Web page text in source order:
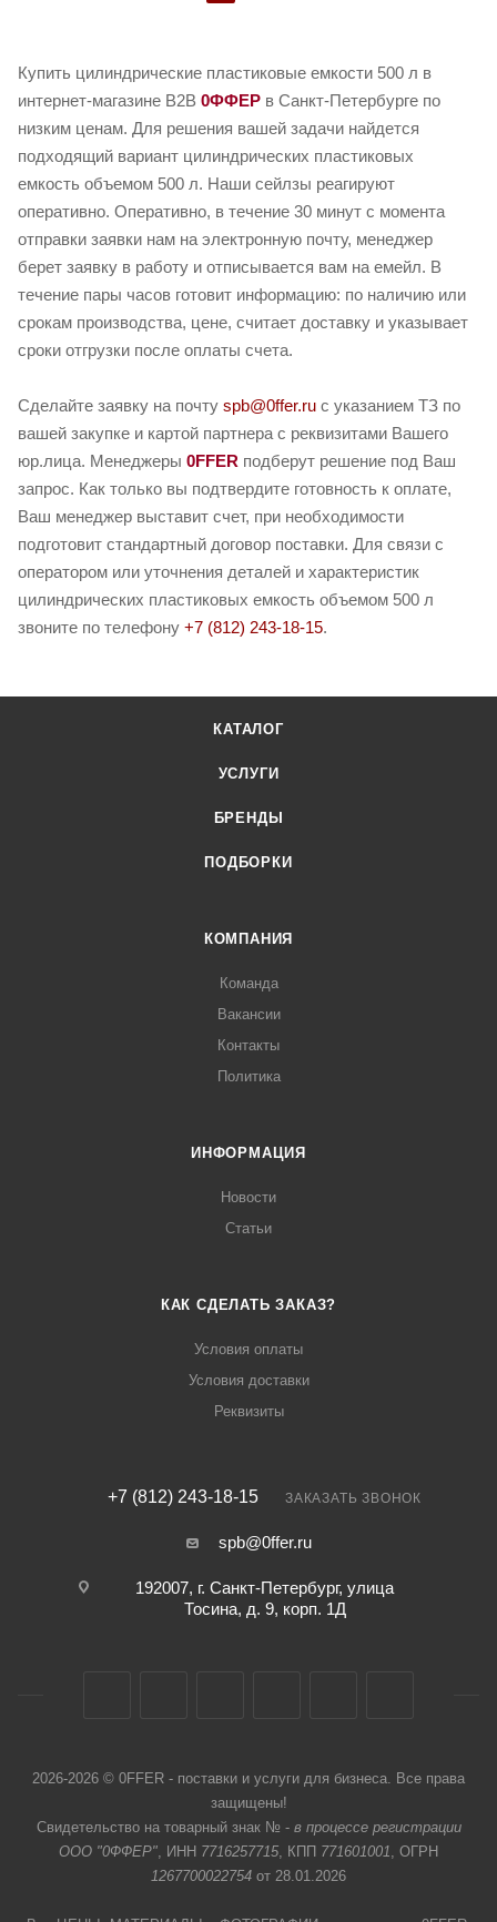
Купить цилиндрические пластиковые емкости 500 л в
интернет-магазине B2B 0ФФЕР в Санкт-Петербурге по
низким ценам. Для решения вашей задачи найдется
подходящий вариант цилиндрических пластиковых
емкость объемом 500 л. Наши сейлзы реагируют
оперативно. Оперативно, в течение 30 минут с момента
отправки заявки нам на электронную почту, менеджер
берет заявку в работу и отписывается вам на емейл. В
течение пары часов готовит информацию: по наличию или
срокам производства, цене, считает доставку и указывает
сроки отгрузки после оплаты счета.
Сделайте заявку на почту spb@0ffer.ru с указанием ТЗ по
вашей закупке и картой партнера с реквизитами Вашего
юр.лица. Менеджеры 0FFER подберут решение под Ваш
запрос. Как только вы подтвердите готовность к оплате,
Ваш менеджер выставит счет, при необходимости
подготовит стандартный договор поставки. Для связи с
оператором или уточнения деталей и характеристик
цилиндрических пластиковых емкость объемом 500 л
звоните по телефону +7 (812) 243-18-15.
КАТАЛОГ
УСЛУГИ
БРЕНДЫ
ПОДБОРКИ
КОМПАНИЯ
Команда
Вакансии
Контакты
Политика
ИНФОРМАЦИЯ
Новости
Статьи
КАК СДЕЛАТЬ ЗАКАЗ?
Условия оплаты
Условия доставки
Реквизиты
+7 (812) 243-18-15 ЗАКАЗАТЬ ЗВОНОК
spb@0ffer.ru
192007, г. Санкт-Петербург, улица
Тосина, д. 9, корп. 1Д
2026-2026 © 0FFER - поставки и услуги для бизнеса. Все права
защищены!
Свидетельство на товарный знак № - в процессе регистрации
ООО "0ФФЕР", ИНН 7716257715, КПП 771601001, ОГРН
1267700022754 от 28.01.2026